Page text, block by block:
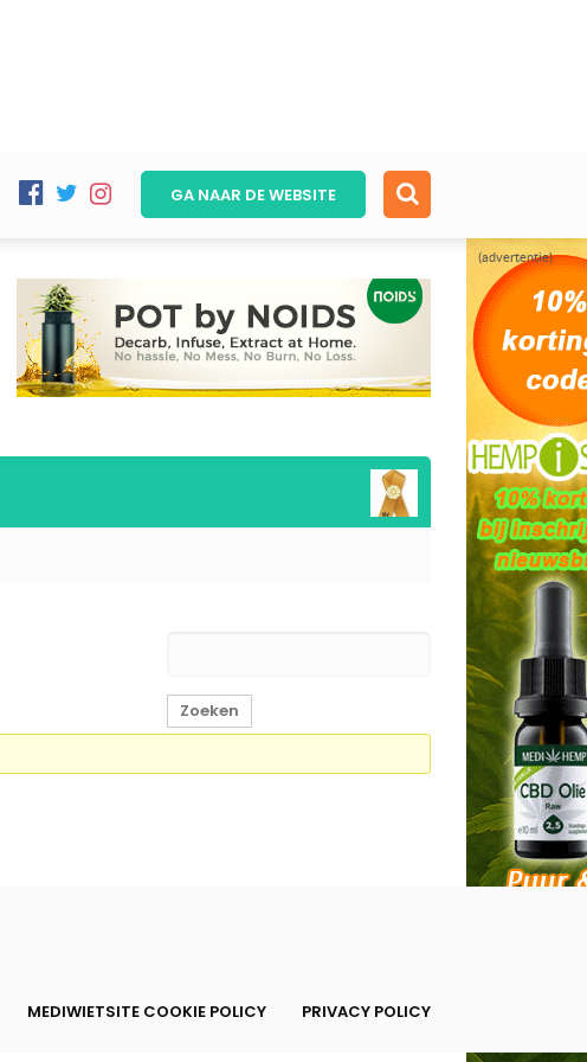
(advertentie)
GA NAAR DEWEBSITE
MEDIWIETSITE COOKIE POLICY PRIVACY POLICY